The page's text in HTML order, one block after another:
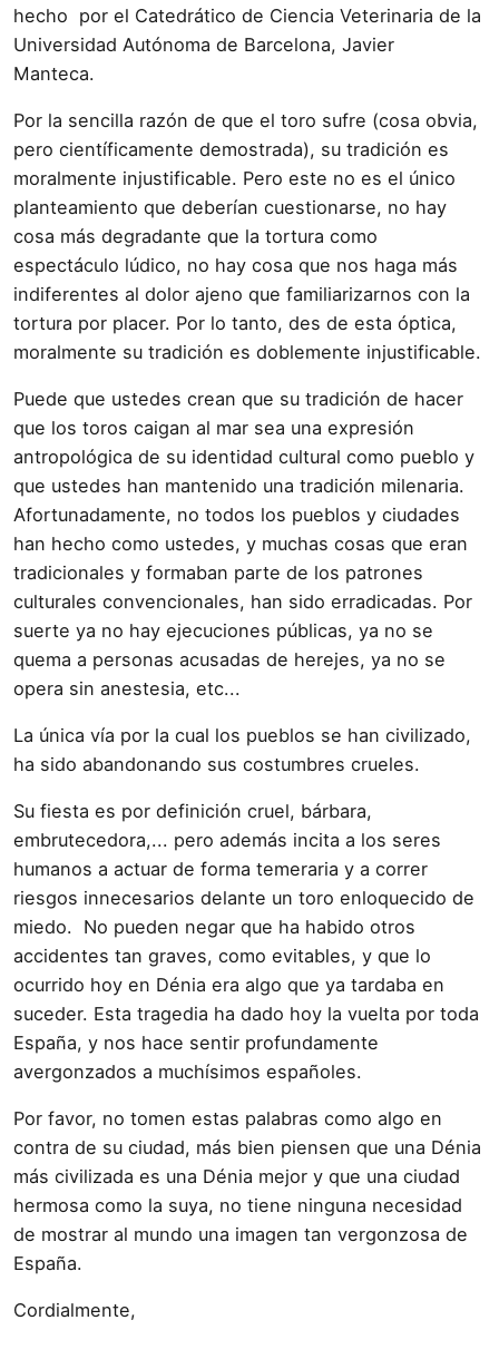
hecho por el Catedrático de Ciencia Veterinaria de la
Universidad Autónoma de Barcelona, Javier
Manteca.
Por la sencilla razón de que el toro sufre (cosa obvia,
pero cientí­ficamente demostrada), su tradición es
moralmente injustificable. Pero este no es el único
planteamiento que deberí­an cuestionarse, no hay
cosa más degradante que la tortura como
espectáculo lúdico, no hay cosa que nos haga más
indiferentes al dolor ajeno que familiarizarnos con la
tortura por placer. Por lo tanto, des de esta óptica,
moralmente su tradición es doblemente injustificable.
Puede que ustedes crean que su tradición de hacer
que los toros caigan al mar sea una expresión
antropológica de su identidad cultural como pueblo y
que ustedes han mantenido una tradición milenaria.
Afortunadamente, no todos los pueblos y ciudades
han hecho como ustedes, y muchas cosas que eran
tradicionales y formaban parte de los patrones
culturales convencionales, han sido erradicadas. Por
suerte ya no hay ejecuciones públicas, ya no se
quema a personas acusadas de herejes, ya no se
opera sin anestesia, etc...
La única ví­a por la cual los pueblos se han civilizado,
ha sido abandonando sus costumbres crueles.
Su fiesta es por definición cruel, bárbara,
embrutecedora,... pero además incita a los seres
humanos a actuar de forma temeraria y a correr
riesgos innecesarios delante un toro enloquecido de
miedo. No pueden negar que ha habido otros
accidentes tan graves, como evitables, y que lo
ocurrido hoy en Dénia era algo que ya tardaba en
suceder. Esta tragedia ha dado hoy la vuelta por toda
España, y nos hace sentir profundamente
avergonzados a muchí­simos españoles.
Por favor, no tomen estas palabras como algo en
contra de su ciudad, más bien piensen que una Dénia
más civilizada es una Dénia mejor y que una ciudad
hermosa como la suya, no tiene ninguna necesidad
de mostrar al mundo una imagen tan vergonzosa de
España.
Cordialmente,